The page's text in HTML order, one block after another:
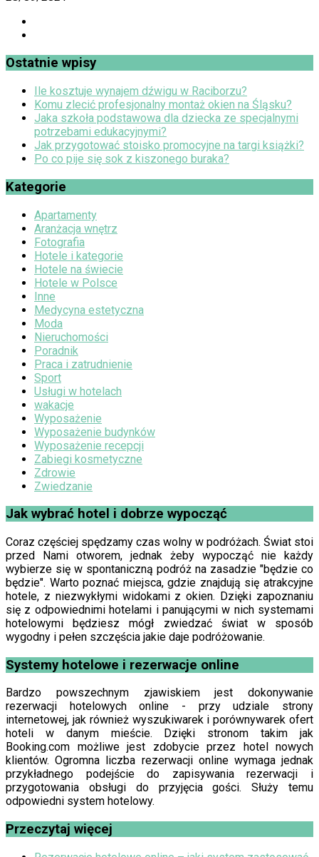
Ostatnie wpisy
Ile kosztuje wynajem dźwigu w Raciborzu?
Komu zlecić profesjonalny montaż okien na Śląsku?
Jaka szkoła podstawowa dla dziecka ze specjalnymi
potrzebami edukacyjnymi?
Jak przygotować stoisko promocyjne na targi książki?
Po co pije się sok z kiszonego buraka?
Kategorie
Apartamenty
Aranżacja wnętrz
Fotografia
Hotele i kategorie
Hotele na świecie
Hotele w Polsce
Inne
Medycyna estetyczna
Moda
Nieruchomości
Poradnik
Praca i zatrudnienie
Sport
Usługi w hotelach
wakacje
Wyposażenie
Wyposażenie budynków
Wyposażenie recepcji
Zabiegi kosmetyczne
Zdrowie
Zwiedzanie
Jak wybrać hotel i dobrze wypocząć
Coraz częściej spędzamy czas wolny w podróżach. Świat stoi
przed Nami otworem, jednak żeby wypocząć nie każdy
wybierze się w spontaniczną podróż na zasadzie "będzie co
będzie". Warto poznać miejsca, gdzie znajdują się atrakcyjne
hotele, z niezwykłymi widokami z okien. Dzięki zapoznaniu
się z odpowiednimi hotelami i panującymi w nich systemami
hotelowymi będziesz mógł zwiedzać świat w sposób
wygodny i pełen szczęścia jakie daje podróżowanie.
Systemy hotelowe i rezerwacje online
Bardzo powszechnym zjawiskiem jest dokonywanie
rezerwacji hotelowych online - przy udziale strony
internetowej, jak również wyszukiwarek i porównywarek ofert
hoteli w danym mieście. Dzięki stronom takim jak
Booking.com możliwe jest zdobycie przez hotel nowych
klientów. Ogromna liczba rezerwacji online wymaga jednak
przykładnego podejście do zapisywania rezerwacji i
przygotowania obsługi do przyjęcia gości. Służy temu
odpowiedni system hotelowy.
Przeczytaj więcej